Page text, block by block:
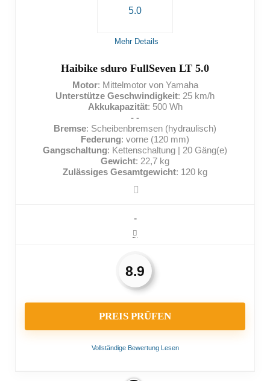
Mittelmäßige Reichweite
Nicht für sehr schwere Menschen geeignet
Mehr Details
Haibike sduro FullSeven LT 5.0
Motor: Mittelmotor von Yamaha
Unterstütze Geschwindigkeit: 25 km/h
Akkukapazität: 500 Wh
- -
Bremse: Scheibenbremsen (hydraulisch)
Federung: vorne (120 mm)
Gangschaltung: Kettenschaltung | 20 Gäng(e)
Gewicht: 22,7 kg
Zulässiges Gesamtgewicht: 120 kg
-
8.9
PREIS PRÜFEN
Vollständige Bewertung Lesen